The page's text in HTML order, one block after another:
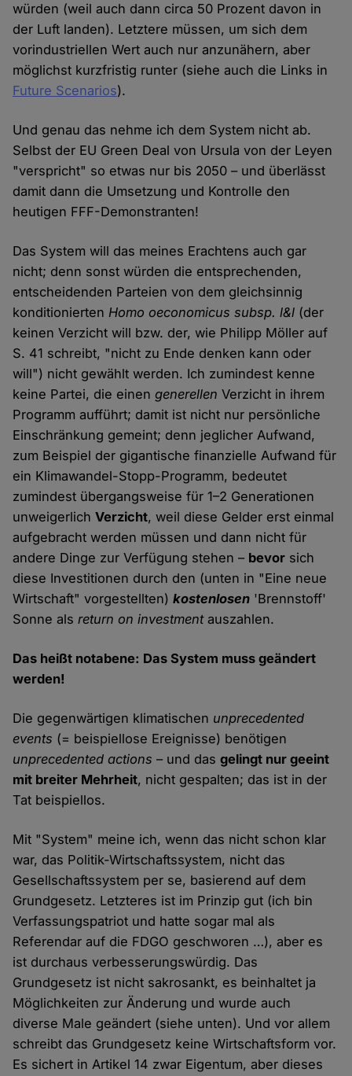
würden (weil auch dann circa 50 Prozent davon in
der Luft landen). Letztere müssen, um sich dem
vorindustriellen Wert auch nur anzunähern, aber
möglichst kurzfristig runter (siehe auch die Links in
Future Scenarios).
Und genau das nehme ich dem System nicht ab.
Selbst der EU Green Deal von Ursula von der Leyen
"verspricht" so etwas nur bis 2050 – und überlässt
damit dann die Umsetzung und Kontrolle den
heutigen FFF-Demonstranten!
Das System will das meines Erachtens auch gar
nicht; denn sonst würden die entsprechenden,
entscheidenden Parteien von dem gleichsinnig
konditioniertenHomo oeconomicus subsp. l&l (der
keinen Verzicht will bzw. der, wie Philipp Möller auf
S. 41 schreibt, "nicht zu Ende denken kann oder
will") nicht gewählt werden. Ich zumindest kenne
keine Partei, die einengenerellen Verzicht in ihrem
Programm aufführt; damit ist nicht nur persönliche
Einschränkung gemeint; denn jeglicher Aufwand,
zum Beispiel der gigantische finanzielle Aufwand für
ein Klimawandel-Stopp-Programm, bedeutet
zumindest übergangsweise für 1–2 Generationen
unweigerlichVerzicht, weil diese Gelder erst einmal
aufgebracht werden müssen und dann nicht für
andere Dinge zur Verfügung stehen – bevor sich
diese Investitionen durch den (unten in "Eine neue
Wirtschaft" vorgestellten)kostenlosen 'Brennstoff'
Sonne alsreturn on investmentauszahlen.
Das heißt notabene: Das System muss geändert
werden!
Die gegenwärtigen klimatischen unprecedented
events (= beispiellose Ereignisse) benötigen
unprecedented actions – und dasgelingt nur geeint
mit breiter Mehrheit, nicht gespalten; das ist in der
Tat beispiellos.
Mit "System" meine ich, wenn das nicht schon klar
war, das Politik-Wirtschaftssystem, nicht das
Gesellschaftssystem per se, basierend auf dem
Grundgesetz. Letzteres ist im Prinzip gut (ich bin
Verfassungspatriot und hatte sogar mal als
Referendar auf die FDGO geschworen …), aber es
ist durchaus verbesserungswürdig. Das
Grundgesetz ist nicht sakrosankt, es beinhaltet ja
Möglichkeiten zur Änderung und wurde auch
diverse Male geändert (siehe unten). Und vor allem
schreibt das Grundgesetz keine Wirtschaftsform vor.
Es sichert in Artikel 14 zwar Eigentum, aber dieses